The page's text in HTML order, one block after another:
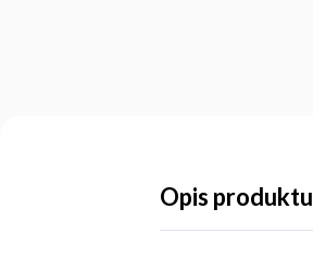
Opis produktu